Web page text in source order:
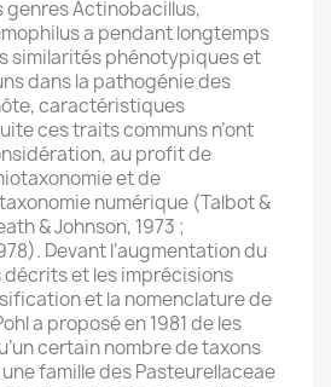
genres Actinobacillus,
a pendant longtemps
similarités phénotypiques et
dans la pathogénie des
caractéristiques
ces traits communs n’ont
au profit de
et de
numérique (Talbot &
& Johnson, 1973 ;
Devant l’augmentation du
décrits et les imprécisions
et la nomenclature de
a proposé en 1981 de les
certain nombre de taxons
famille des Pasteurellaceae